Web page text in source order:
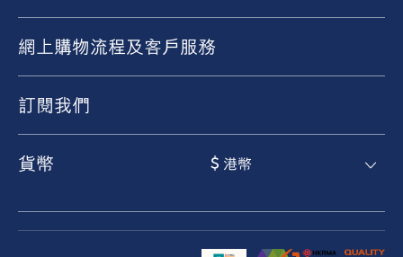
網上購物流程及客戶服務
訂閱我們
貨幣 $ 港幣